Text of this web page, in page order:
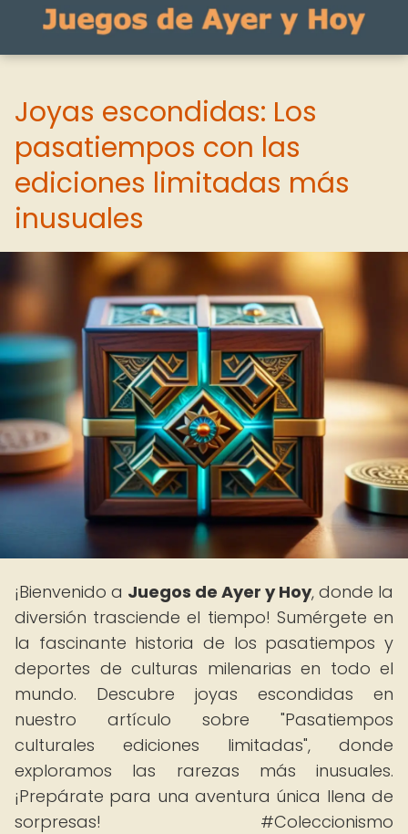
Joyas escondidas: Los
pasatiempos con las
ediciones limitadas más
inusuales
¡Bienvenido a Juegos de Ayer y Hoy, donde la
diversión trasciende el tiempo! Sumérgete en
la fascinante historia de los pasatiempos y
deportes de culturas milenarias en todo el
mundo. Descubre joyas escondidas en
nuestro artículo sobre "Pasatiempos
culturales ediciones limitadas", donde
exploramos las rarezas más inusuales.
¡Prepárate para una aventura única llena de
sorpresas! #Coleccionismo